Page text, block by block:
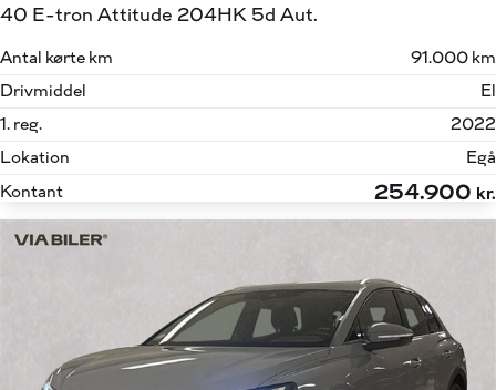
40 E-tron Attitude 204HK 5d Aut.
Antal kørte km
91.000 km
Drivmiddel
El
1. reg.
2022
Lokation
Egå
Kontant
254.900 kr.